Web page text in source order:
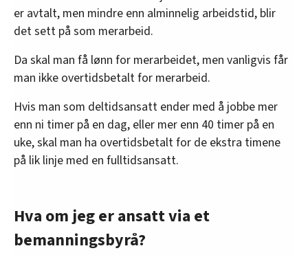
er avtalt, men mindre enn alminnelig arbeidstid, blir
det sett på som merarbeid.
Da skal man få lønn for merarbeidet, men vanligvis får
man ikke overtidsbetalt for merarbeid.
Hvis man som deltidsansatt ender med å jobbe mer
enn ni timer på en dag, eller mer enn 40 timer på en
uke, skal man ha overtidsbetalt for de ekstra timene
på lik linje med en fulltidsansatt.
Hva om jeg er ansatt via et
bemanningsbyrå?